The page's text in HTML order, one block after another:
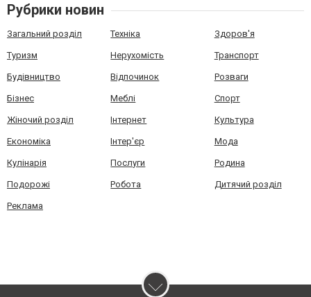
Рубрики новин
Загальний розділ Техніка Здоров'я
Туризм Нерухомість Транспорт
Будівництво Відпочинок Розваги
Бізнес Меблі Спорт
Жіночий розділ Інтернет Культура
Економіка Інтер'єр Мода
Кулінарія Послуги Родина
Подорожі Робота Дитячий розділ
Реклама